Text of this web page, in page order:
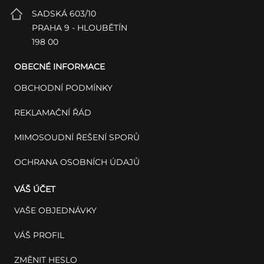
SADSKÁ 603/10
PRAHA 9 - HLOUBĚTÍN
198 00
OBECNÉ INFORMACE
OBCHODNÍ PODMÍNKY
REKLAMAČNÍ ŘÁD
MIMOSOUDNÍ ŘEŠENÍ SPORŮ
OCHRANA OSOBNÍCH ÚDAJŮ
VÁŠ ÚČET
VAŠE OBJEDNÁVKY
VÁŠ PROFIL
ZMĚNIT HESLO